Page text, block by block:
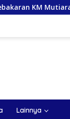
II, Usul
Lainnya